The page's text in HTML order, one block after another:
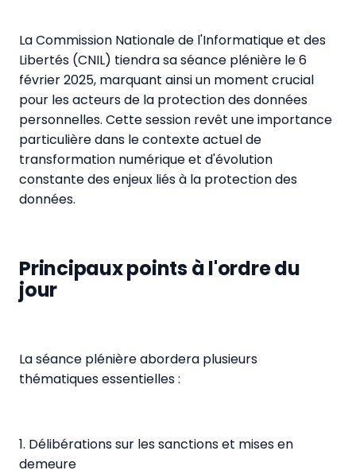
La Commission Nationale de l'Informatique et des
Libertés (CNIL) tiendra sa séance plénière le 6
février 2025, marquant ainsi un moment crucial
pour les acteurs de la protection des données
personnelles. Cette session revêt une importance
particulière dans le contexte actuel de
transformation numérique et d'évolution
constante des enjeux liés à la protection des
données.
Principaux points à l'ordre du
jour
La séance plénière abordera plusieurs
thématiques essentielles :
1. Délibérations sur les sanctions et mises en
demeure